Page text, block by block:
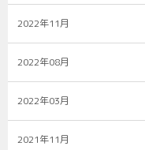
2022年11月
2022年08月
2022年03月
2021年11月